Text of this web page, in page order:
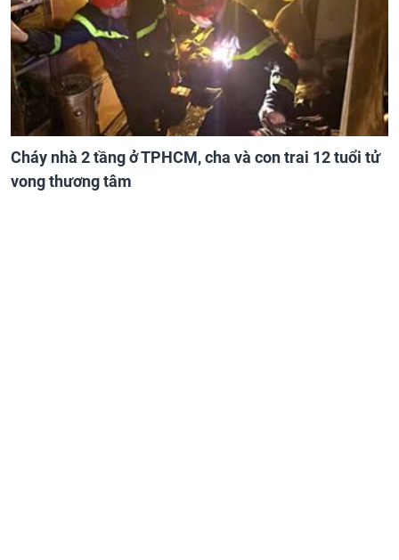
Cháy nhà 2 tầng ở TPHCM, cha và con trai 12 tuổi tử
vong thương tâm